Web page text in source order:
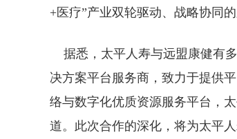
+医疗”产业双轮驱动、战略协同的
据悉，太平人寿与远盟康健有
决方案平台服务商，致力于提供
络与数字化优质资源服务平台，
道。此次合作的深化，将为太平